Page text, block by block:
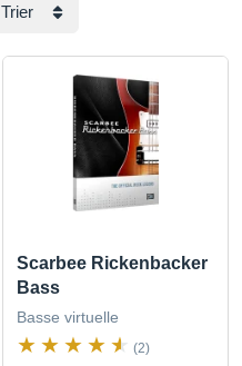
Trier
Scarbee Rickenbacker
Bass
Basse virtuelle
(2)